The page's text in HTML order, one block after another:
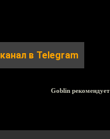
канал в Telegram
Goblin рекомендует